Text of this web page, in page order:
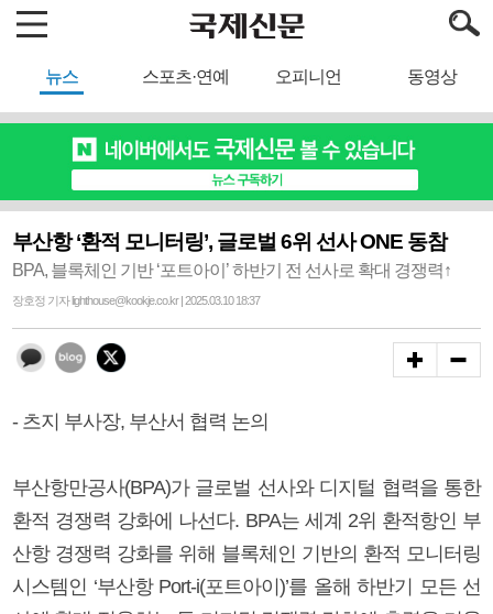
뉴스 스포츠·연예 오피니언 동영상
부산항 ‘환적 모니터링’, 글로벌 6위 선사 ONE 동참
BPA, 블록체인 기반 ‘포트아이’ 하반기 전 선사로 확대 경쟁력↑
장호정 기자 lighthouse@kookje.co.kr | 2025.03.10 18:37
- 츠지 부사장, 부산서 협력 논의
부산항만공사(BPA)가 글로벌 선사와 디지털 협력을 통한
환적 경쟁력 강화에 나선다. BPA는 세계 2위 환적항인 부
산항 경쟁력 강화를 위해 블록체인 기반의 환적 모니터링
시스템인 ‘부산항 Port-i(포트아이)’를 올해 하반기 모든 선